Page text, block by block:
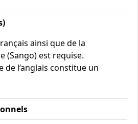
ainsi que de la
(Sango) est requise.
de l’anglais constitue un